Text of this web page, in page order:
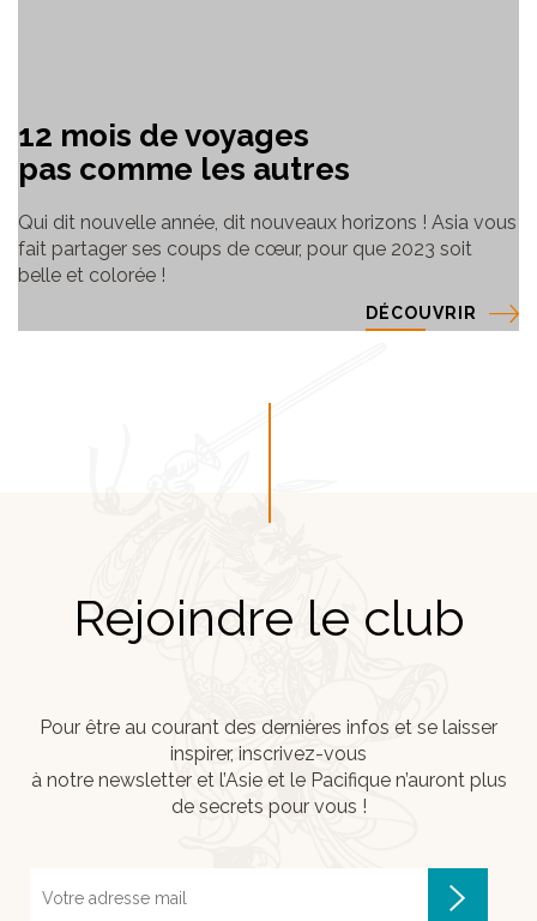
12 mois de voyages
pas comme les autres
Qui dit nouvelle année, dit nouveaux horizons ! Asia vous
fait partager ses coups de cœur, pour que 2023 soit
belle et colorée !
DÉCOUVRIR
Rejoindre le club
Pour être au courant des dernières infos et se laisser
inspirer, inscrivez-vous
à notre newsletter et l’Asie et le Pacifique n’auront plus
de secrets pour vous !